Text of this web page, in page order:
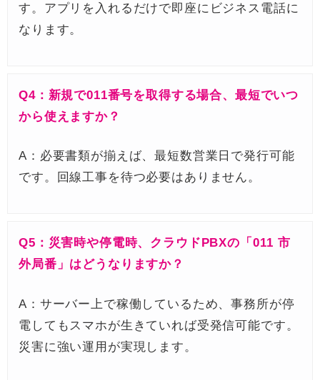
す。アプリを入れるだけで即座にビジネス電話に
なります。
Q4：新規で011番号を取得する場合、最短でいつ
から使えますか？
A：必要書類が揃えば、最短数営業日で発行可能
です。回線工事を待つ必要はありません。
Q5：災害時や停電時、クラウドPBXの「011 市
外局番」はどうなりますか？
A：サーバー上で稼働しているため、事務所が停
電してもスマホが生きていれば受発信可能です。
災害に強い運用が実現します。